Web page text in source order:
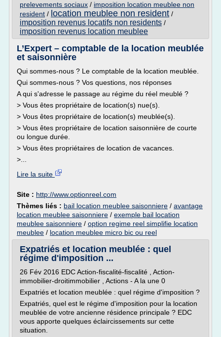
prelevements sociaux / imposition location meublee non
resident / location meublee non resident /
imposition revenus locatifs non residents /
imposition revenus location meublee
L’Expert – comptable de la location meublée
et saisonnière
Qui sommes-nous ? Le comptable de la location meublée.
Qui sommes-nous ? Vos questions, nos réponses
A qui s'adresse le passage au régime du réel meublé ?
> Vous êtes propriétaire de location(s) nue(s).
> Vous êtes propriétaire de location(s) meublée(s).
> Vous êtes propriétaire de location saisonnière de courte
ou longue durée.
> Vous êtes propriétaires de location de vacances.
>...
Lire la suite
Site : http://www.optionreel.com
Thèmes liés : bail location meublee saisonniere / avantage
location meublee saisonniere / exemple bail location
meublee saisonniere / option regime reel simplifie location
meublee / location meublee micro bic ou reel
Expatriés et location meublée : quel
régime d'imposition ...
26 Fév 2016 EDC Action-fiscalité-fiscalité , Action-
immobilier-droitimmobilier , Actions - A la une 0
Expatriés et location meublée : quel régime d'imposition ?
Expatriés, quel est le régime d'imposition pour la location
meublée de votre ancienne résidence principale ? EDC
vous apporte quelques éclaircissements sur cette
situation.